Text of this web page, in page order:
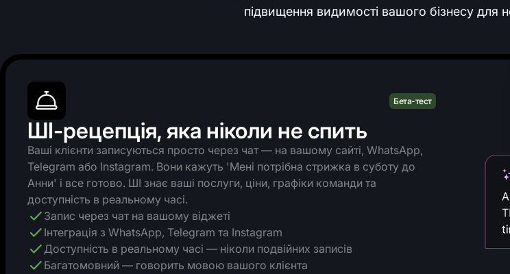
підвищення видимості вашого бізнесу для
Бета-тест
ШІ-рецепція, яка ніколи не спить
Ваші клієнти записуються просто через чат — на вашому сайті, WhatsApp,
Telegram або Instagram. Вони кажуть 'Мені потрібна стрижка в суботу до
Анни' і все готово. ШІ знає ваші послуги, ціни, графіки команди та
доступність в реальному часі.
Запис через чат на вашому віджеті
Інтеграція з WhatsApp, Telegram та Instagram
Доступність в реальному часі — ніколи подвійних записів
Багатомовний — говорить мовою вашого клієнта